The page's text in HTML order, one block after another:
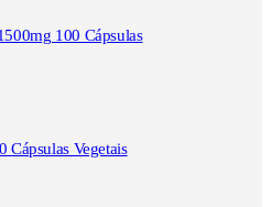
100 Cápsulas
Cápsulas Vegetais